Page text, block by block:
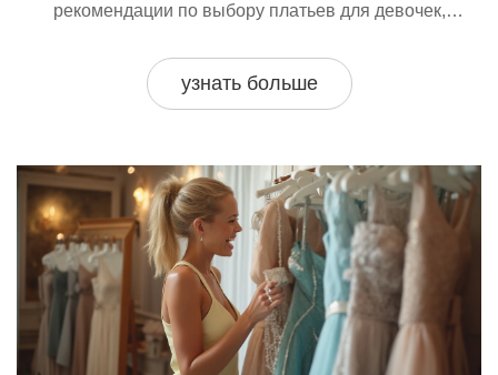
рекомендации по выбору платьев для девочек,
образ. Узнайте, какие стили лучше всего подходят для
смягчения силуэта и какие материалы и принты стоит
это руководство станет незаменимым.
узнать больше